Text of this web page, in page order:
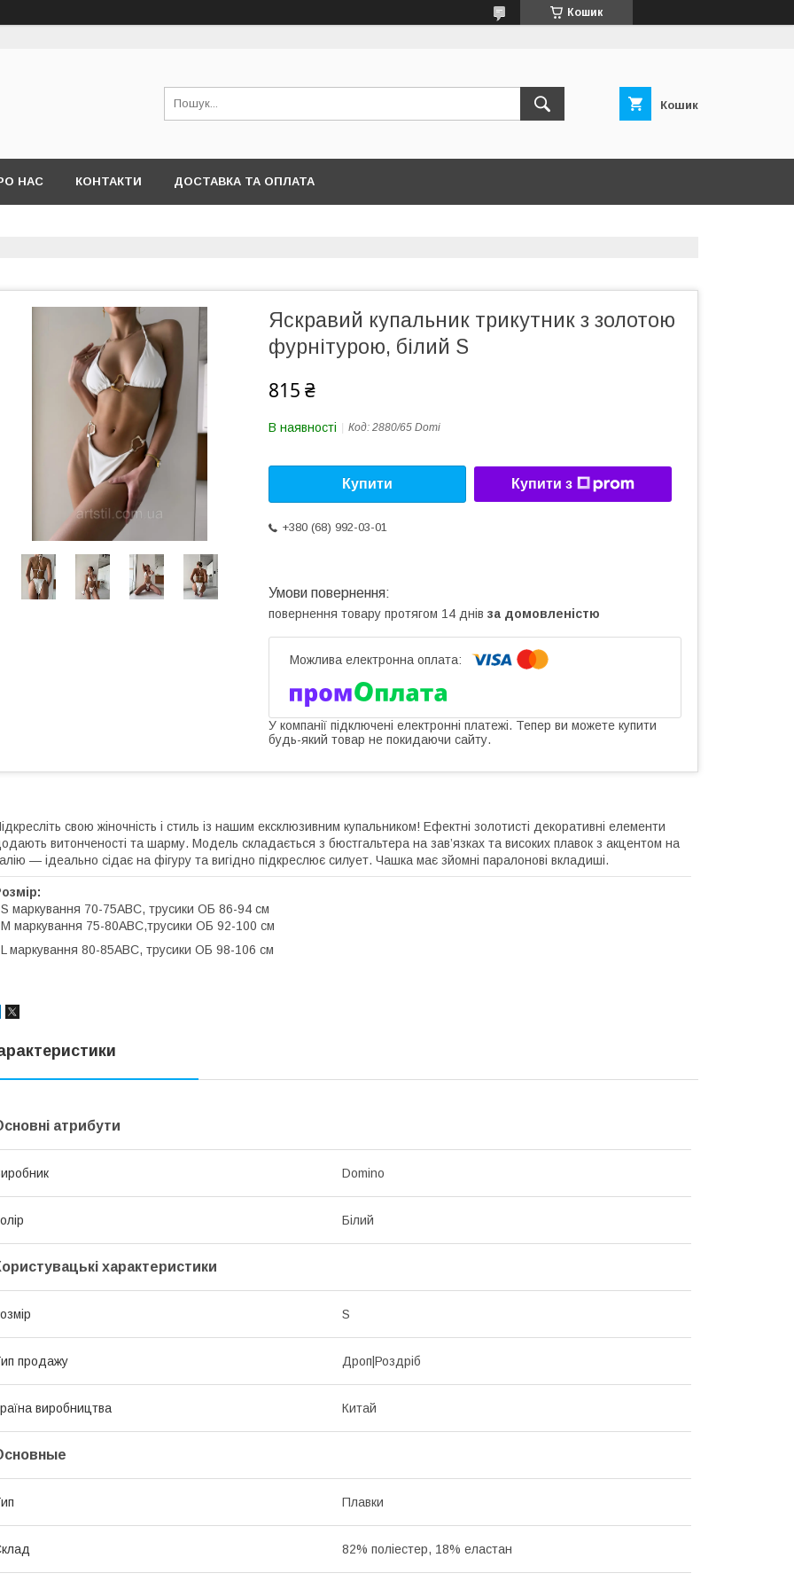
Кошик
Кошик
НАС КОНТАКТИ ДОСТАВКА ТА ОПЛАТА
Яскравий купальник трикутник з золотою
фурнітурою, білий S
815 ₴
В наявності Код: 2880/65 Domi
Купити Купити з
+380 (68) 992-03-01
повернення товару протягом 14 днів за домовленістю
У компанії підключені електронні платежі. Тепер ви можете купити
будь-який товар не покидаючи сайту.
свою жіночність і стиль із нашим ексклюзивним купальником! Ефектні золотисті декоративні елементи
витонченості та шарму. Модель складається з бюстгальтера на зав’язках та високих плавок з акцентом на
— ідеально сідає на фігуру та вигідно підкреслює силует. Чашка має зйомні паралонові вкладиші.
маркування 70-75АВС, трусики ОБ 86-94 см
маркування 75-80АВС,трусики ОБ 92-100 см
маркування 80-85АBC, трусики ОБ 98-106 см
атрибути
Domino
Білий
характеристики
S
продажу Дроп|Роздріб
виробництва Китай
Плавки
82% поліестер, 18% еластан